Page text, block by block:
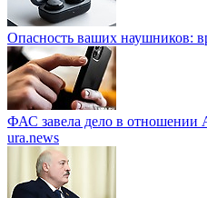
Опасность ваших наушников:
ФАС завела дело в отношении
ura.news